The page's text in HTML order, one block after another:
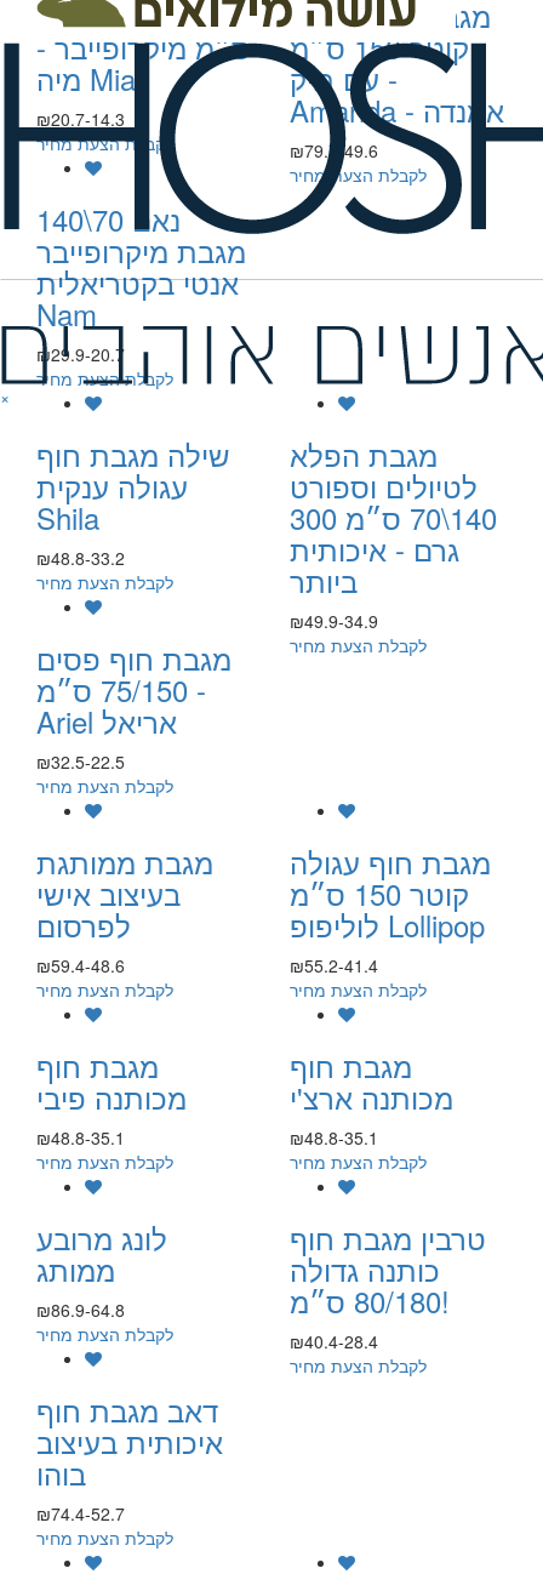
×
מגבת חוף עגולה
קוטר 150 ס״מ
עם תיק -
Amanda - אמנדה
₪79.7-49.6
לקבלת הצעת מחיר
מגבת פנים 50\90
ס״מ מיקרופייבר -
מיה Mia
₪20.7-14.3
לקבלת הצעת מחיר
נאם 70\140
מגבת מיקרופייבר
אנטי בקטריאלית
Nam
₪29.9-20.7
לקבלת הצעת מחיר
מגבת הפלא
לטיולים וספורט
140\70 ס״מ 300
גרם - איכותית
ביותר
₪49.9-34.9
לקבלת הצעת מחיר
שילה מגבת חוף
עגולה ענקית
Shila
₪48.8-33.2
לקבלת הצעת מחיר
מגבת חוף פסים
75/150 ס״מ -
Ariel אריאל
₪32.5-22.5
לקבלת הצעת מחיר
מגבת חוף עגולה
קוטר 150 ס״מ
לוליפופ Lollipop
₪55.2-41.4
לקבלת הצעת מחיר
מגבת ממותגת
בעיצוב אישי
לפרסום
₪59.4-48.6
לקבלת הצעת מחיר
מגבת חוף
מכותנה ארצ'י
₪48.8-35.1
לקבלת הצעת מחיר
מגבת חוף
מכותנה פיבי
₪48.8-35.1
לקבלת הצעת מחיר
טרבין מגבת חוף
כותנה גדולה
80/180 ס״מ!
₪40.4-28.4
לקבלת הצעת מחיר
לונג מרובע
ממותג
₪86.9-64.8
לקבלת הצעת מחיר
דאב מגבת חוף
איכותית בעיצוב
בוהו
₪74.4-52.7
לקבלת הצעת מחיר